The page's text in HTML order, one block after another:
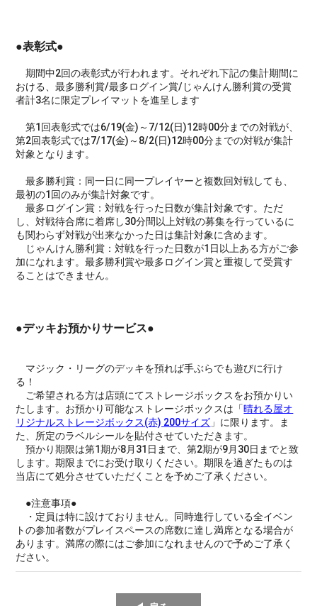
●表彰式●
期間中2回の表彰式が行われます。それぞれ下記の集計期間に
おける、最多勝利賞/最多ログイン賞/じゃんけん勝利賞の受賞
者計3名に限定プレイマットを進呈します
第1回表彰式では6/19(金)～7/12(日)12時00分までの対戦が、
第2回表彰式では7/17(金)～8/2(日)12時00分までの対戦が集計
対象となります。
最多勝利賞：同一日に同一プレイヤーと複数回対戦しても、
最初の1回のみが集計対象です。
最多ログイン賞：対戦を行った日数が集計対象です。ただ
し、対戦待合席に着席し30分間以上対戦の募集を行っているに
も関わらず対戦が出来なかった日は集計対象に含めます。
じゃんけん勝利賞：対戦を行った日数が1日以上ある方がご参
加になれます。最多勝利賞や最多ログイン賞と重複して受賞す
ることはできません。
●デッキお預かりサービス●
マジック・リーグのデッキを預れば手ぶらでも遊びに行け
る！
ご希望される方は店頭にてストレージボックスをお預かりい
たします。お預かり可能なストレージボックスは「晴れる屋オ
リジナルストレージボックス(赤) 200サイズ 」に限ります。ま
た、所定のラベルシールを貼付させていただきます。
預かり期限は第1期が8月31日まで、第2期が9月30日までと致
します。期限までにお受け取りください。期限を過ぎたものは
当店にて処分させていただくことを予めご了承ください。
●注意事項●
・定員は特に設けておりません。同時進行している全イベン
トの参加者数がプレイスペースの席数に達し満席となる場合が
あります。満席の際にはご参加になれませんので予めご了承く
ださい。